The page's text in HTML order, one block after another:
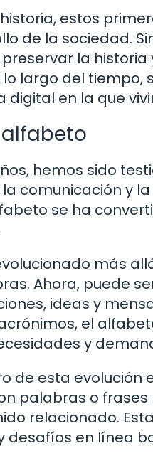
estos
de la sociedad.
la
largo del tiempo,
digital en la que
alfabeto
hemos sido
comunicación y
se ha
más
Ahora, puede
ideas y
el
y
de esta evolución
palabras o
relacionado.
desafíos en línea